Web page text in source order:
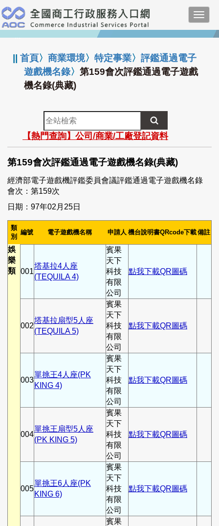
跳
到
主
要
:::
||首頁〉商業環境〉特定事業〉評鑑通過電子
遊戲機名錄〉第159會次評鑑通過電子遊戲
機名錄(典藏)
全
站
檢
索
【熱門查詢】公司/商業/工廠登記資料
第159會次評鑑通過電子遊戲機名錄(典藏)
經濟部電子遊戲機評鑑委員會議評鑑通過電子遊戲機名錄
會次：第159次
日期：97年02月25日
類
別
編號 電子遊戲機名稱 申請人 機台說明書QRcode下載備註
娛
樂
類 001
塔基拉4人座
(TEQUILA 4)
賓果
天下
科技
有限
公司
點我下載QR圖碼
002
塔基拉扇型5人座
(TEQUILA 5)
賓果
天下
科技
有限
公司
點我下載QR圖碼
003
單挑王4人座(PK
KING 4)
賓果
天下
科技
有限
公司
點我下載QR圖碼
004
單挑王扇型5人座
(PK KING 5)
賓果
天下
科技
有限
公司
點我下載QR圖碼
005
單挑王6人座(PK
KING 6)
賓果
天下
科技
有限
公司
點我下載QR圖碼
賓果